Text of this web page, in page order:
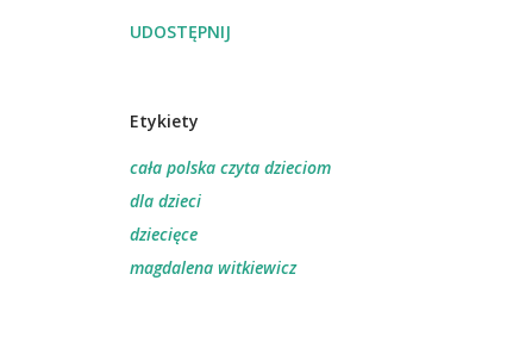
UDOSTĘPNIJ
Etykiety
cała polska czyta dzieciom
dla dzieci
dziecięce
magdalena witkiewicz